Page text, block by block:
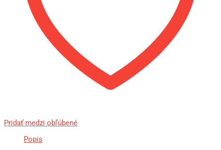
Pridať medzi obľúbené
Popis